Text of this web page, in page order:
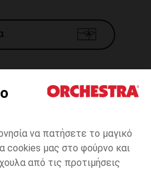
να πατήσετε το μαγικό
cookies μας στο φούρνο και
από τις προτιμήσεις
'Οροι Πώλησης
προσφορες
δεδομένα
των cookies